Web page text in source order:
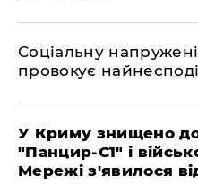
Соціальну
провокує
У Криму знищено
"Панцир-С1" і
Мережі з'явилося